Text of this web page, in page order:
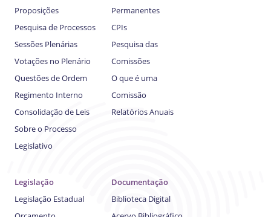
Proposições
Pesquisa de Processos
Sessões Plenárias
Votações no Plenário
Questões de Ordem
Regimento Interno
Consolidação de Leis
Sobre o Processo
Legislativo
Permanentes
CPIs
Pesquisa das
Comissões
O que é uma
Comissão
Relatórios Anuais
Legislação
Legislação Estadual
Documentação
Biblioteca Digital